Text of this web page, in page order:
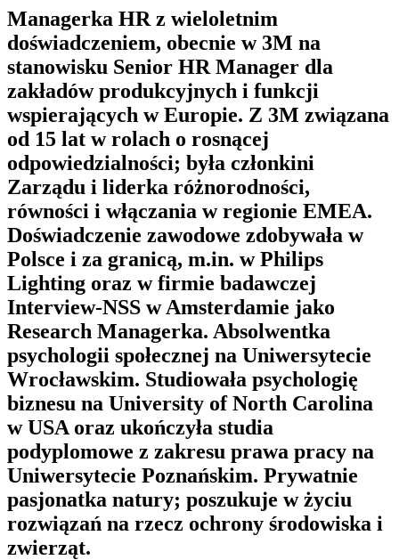
Managerka HR z wieloletnim
doświadczeniem, obecnie w 3M na
stanowisku Senior HR Manager dla
zakładów produkcyjnych i funkcji
wspierających w Europie. Z 3M związana
od 15 lat w rolach o rosnącej
odpowiedzialności; była członkini
Zarządu i liderka różnorodności,
równości i włączania w regionie EMEA.
Doświadczenie zawodowe zdobywała w
Polsce i za granicą, m.in. w Philips
Lighting oraz w firmie badawczej
Interview-NSS w Amsterdamie jako
Research Managerka. Absolwentka
psychologii społecznej na Uniwersytecie
Wrocławskim. Studiowała psychologię
biznesu na University of North Carolina
w USA oraz ukończyła studia
podyplomowe z zakresu prawa pracy na
Uniwersytecie Poznańskim. Prywatnie
pasjonatka natury; poszukuje w życiu
rozwiązań na rzecz ochrony środowiska i
zwierząt.